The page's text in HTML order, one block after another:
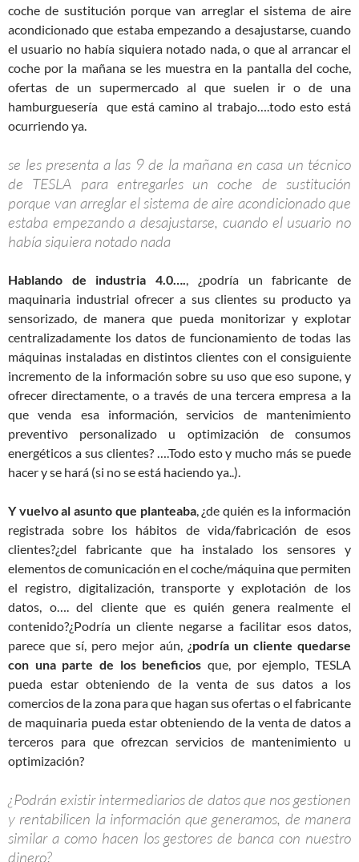
coche de sustitución porque van arreglar el sistema de aire
acondicionado que estaba empezando a desajustarse, cuando
el usuario no había siquiera notado nada, o que al arrancar el
coche por la mañana se les muestra en la pantalla del coche,
ofertas de un supermercado al que suelen ir o de una
hamburguesería que está camino al trabajo….todo esto está
ocurriendo ya.
se les presenta a las 9 de la mañana en casa un técnico
de TESLA para entregarles un coche de sustitución
porque van arreglar el sistema de aire acondicionado que
estaba empezando a desajustarse, cuando el usuario no
había siquiera notado nada
Hablando de industria 4.0…., ¿podría un fabricante de
maquinaria industrial ofrecer a sus clientes su producto ya
sensorizado, de manera que pueda monitorizar y explotar
centralizadamente los datos de funcionamiento de todas las
máquinas instaladas en distintos clientes con el consiguiente
incremento de la información sobre su uso que eso supone, y
ofrecer directamente, o a través de una tercera empresa a la
que venda esa información, servicios de mantenimiento
preventivo personalizado u optimización de consumos
energéticos a sus clientes? ….Todo esto y mucho más se puede
hacer y se hará (si no se está haciendo ya..).
Y vuelvo al asunto que planteaba, ¿de quién es la información
registrada sobre los hábitos de vida/fabricación de esos
clientes?¿del fabricante que ha instalado los sensores y
elementos de comunicación en el coche/máquina que permiten
el registro, digitalización, transporte y explotación de los
datos, o…. del cliente que es quién genera realmente el
contenido?¿Podría un cliente negarse a facilitar esos datos,
parece que sí, pero mejor aún, ¿podría un cliente quedarse
con una parte de los beneficios que, por ejemplo, TESLA
pueda estar obteniendo de la venta de sus datos a los
comercios de la zona para que hagan sus ofertas o el fabricante
de maquinaria pueda estar obteniendo de la venta de datos a
terceros para que ofrezcan servicios de mantenimiento u
optimización?
¿Podrán existir intermediarios de datos que nos gestionen
y rentabilicen la información que generamos, de manera
similar a como hacen los gestores de banca con nuestro
dinero?